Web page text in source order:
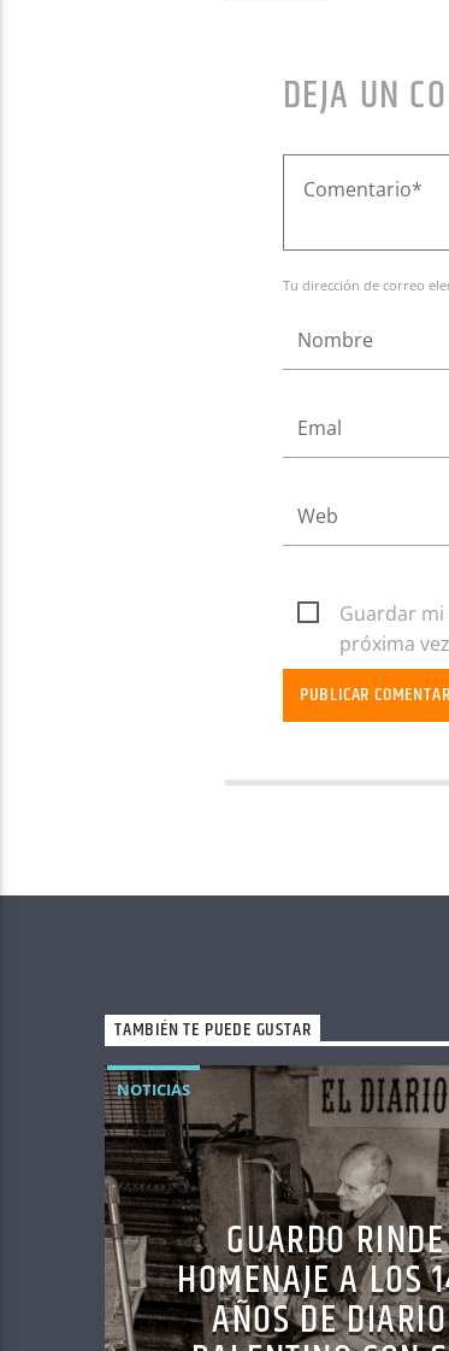
DEJA UN
Tu dirección de correo
Guardar
próxima
TAMBIÉN TE PUEDE GUSTAR
NOTICIAS
GUARDO RINDE
HOMENAJE A LOS
AÑOS DE DIARIO